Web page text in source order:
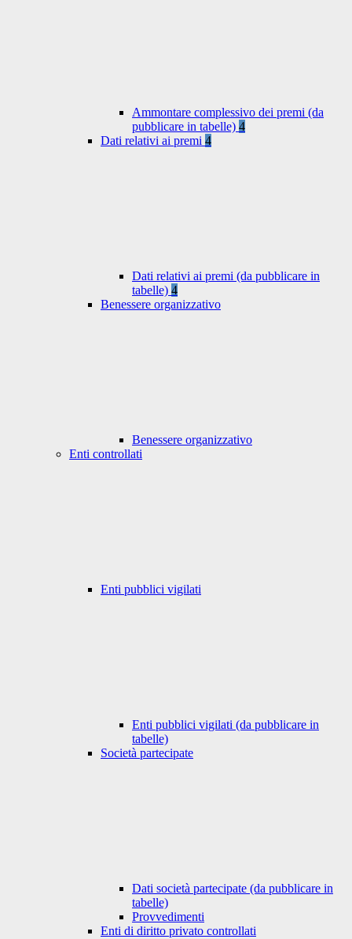
Ammontare complessivo dei premi (da
pubblicare in tabelle) 4
Dati relativi ai premi 4
Dati relativi ai premi (da pubblicare in
tabelle) 4
Benessere organizzativo
Benessere organizzativo
Enti controllati
Enti pubblici vigilati
Enti pubblici vigilati (da pubblicare in
tabelle)
Società partecipate
Dati società partecipate (da pubblicare in
tabelle)
Provvedimenti
Enti di diritto privato controllati